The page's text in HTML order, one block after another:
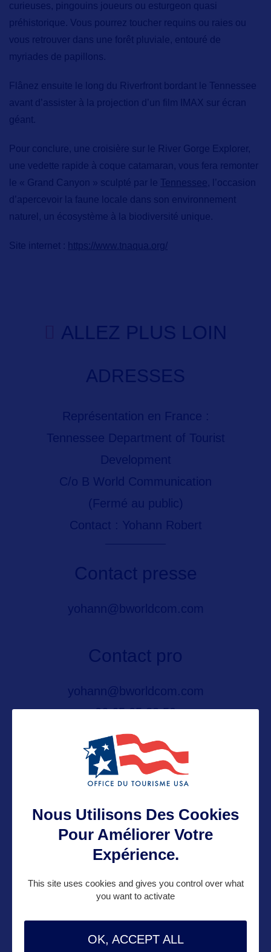
curieuses, pingouins joueurs ou esturgeon quasi
préhistorique. Vous pourrez toucher requins ou raies ou
vous retrouver dans une forêt pluviale, entouré de
myriades de papillons.
Flânez ensuite le long du Riverfront bordant le Tennessee
avant d’assister à la projection d’un film IMAX sur écran
géant.
Pour conclure, une croisière sur le River Gorge Explorer,
une vedette rapide à coque catamaran, vous fera remonter
le « Grand Canyon » sculpté par le Tennessee, l’occasion
d’apercevoir la faune locale dans son environnement
naturel, un écosystème à la biodiversité unique.
Site internet : https://www.tnaqua.org/
ALLEZ PLUS LOIN
ADRESSES
Représentation en France :
Tennessee Department of Tourist
Development
C/o B World Communication
(Fermé au public)
Contact : Yohann Robert
Contact presse
yohann@bworldcom.com
Contact pro
yohann@bworldcom.com
06 65 05 88 50
Contact grand public
Suivre
Nous Utilisons Des Cookies
Pour Améliorer Votre
Expérience.
This site uses cookies and gives you control over what
you want to activate
OK, ACCEPT ALL